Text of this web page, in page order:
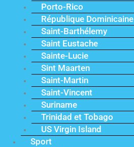
Porto-Rico
République Dominicaine
Saint-Barthélemy
Saint Eustache
Sainte-Lucie
Sint Maarten
Saint-Martin
Saint-Vincent
Suriname
Trinidad et Tobago
US Virgin Island
Sport